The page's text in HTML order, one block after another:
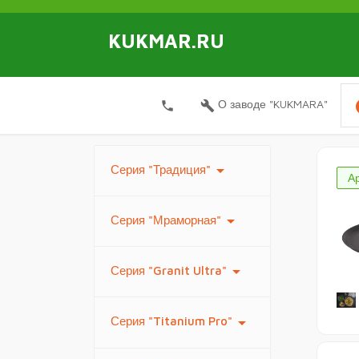
KUKMAR.RU
local_phone build О заводе "KUKMARA"
Серия "Традиция" arrow_drop_down
Серия "Мраморная" arrow_drop_down
Серия "Granit Ultra" arrow_drop_down
Серия "Titanium Pro" arrow_drop_down